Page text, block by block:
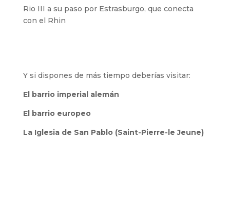
Rio III a su paso por Estrasburgo, que conecta
con el Rhin
Y si dispones de más tiempo deberías visitar:
El barrio imperial alemán
El barrio europeo
La Iglesia de San Pablo (Saint-Pierre-le Jeune)